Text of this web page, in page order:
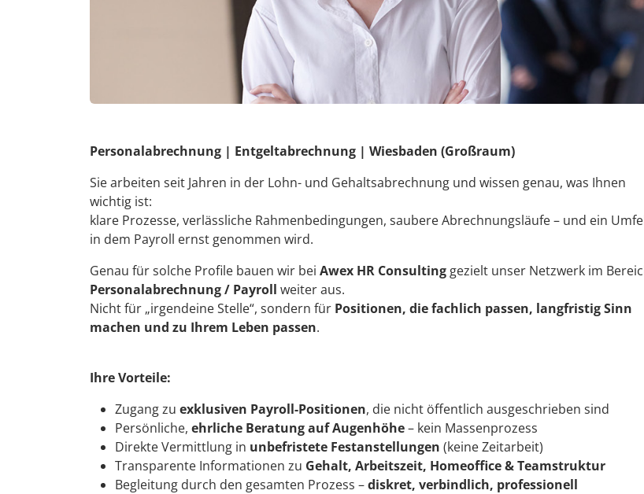
Personalabrechnung | Entgeltabrechnung | Wiesbaden (Großraum)
Sie arbeiten seit Jahren in der Lohn- und Gehaltsabrechnung und wissen genau, was Ihnen
wichtig ist:
klare Prozesse, verlässliche Rahmenbedingungen, saubere Abrechnungsläufe – und ein
in dem Payroll ernst genommen wird.
Genau für solche Profile bauen wir bei Awex HR Consulting gezielt unser Netzwerk im
Personalabrechnung / Payroll weiter aus.
Nicht für „irgendeine Stelle“, sondern für Positionen, die fachlich passen, langfristig Sinn
machen und zu Ihrem Leben passen.
Ihre Vorteile:
Zugang zu exklusiven Payroll-Positionen, die nicht öffentlich ausgeschrieben sind
Persönliche, ehrliche Beratung auf Augenhöhe– kein Massenprozess
Direkte Vermittlung in unbefristete Festanstellungen (keine Zeitarbeit)
Transparente Informationen zu Gehalt, Arbeitszeit, Homeoffice & Teamstruktur
Begleitung durch den gesamten Prozess –diskret, verbindlich, professionell